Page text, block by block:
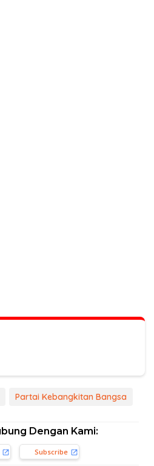
Partai Kebangkitan Bangsa
Dengan Kami:
Subscribe